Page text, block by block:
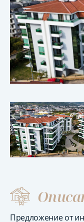
Предложение от